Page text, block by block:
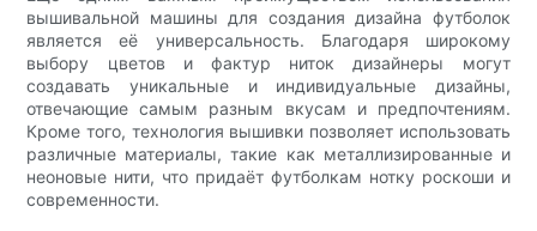
вышивальной машины для создания дизайна футболок
является её универсальность. Благодаря широкому
выбору цветов и фактур ниток дизайнеры могут
создавать уникальные и индивидуальные дизайны,
отвечающие самым разным вкусам и предпочтениям.
Кроме того, технология вышивки позволяет использовать
различные материалы, такие как металлизированные и
неоновые нити, что придаёт футболкам нотку роскоши и
современности.